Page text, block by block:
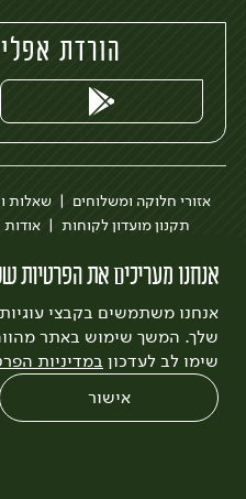
אנחנו מעריכים את הפרטיות
אנחנו משתמשים בקבצי
שלך. המשך שימוש באתר
שימו לב לעדכון במדיניות
אישור
הורדת
אזורי חלוקה ומשלוחים שאלות
תקנון מועדון לקוחות
לצפייה בעדכון